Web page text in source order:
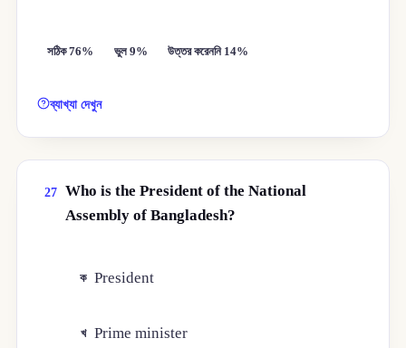
সঠিক 76% ভুল 9% উত্তর করেননি 14%
ব্যাখ্যা দেখুন
27 Who is the President of the National
Assembly of Bangladesh?
ক President
খ Prime minister